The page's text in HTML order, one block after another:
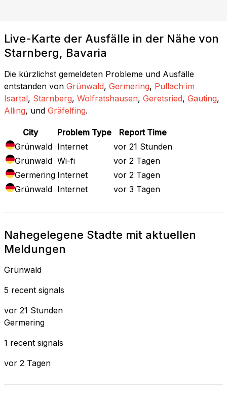
Live-Karte der Ausfälle in der Nähe von
Starnberg, Bavaria
Die kürzlichst gemeldeten Probleme und Ausfälle
entstanden von Grünwald, Germering, Pullach im
Isartal, Starnberg, Wolfratshausen, Geretsried, Gauting,
Alling, und Gräfelfing.
City Problem Type
Report Time
Grünwald Internet
vor 21 Stunden
Grünwald Wi-fi
vor 2 Tagen
Germering Internet
vor 2 Tagen
Grünwald Internet vor 3 Tagen
Nahegelegene Stadte mit aktuellen
Meldungen
Grünwald
5 recent signals
vor 21 Stunden
Germering
1 recent signals
vor 2 Tagen